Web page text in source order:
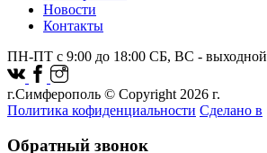
Новости
Контакты
ПН-ПТ с 9:00 до 18:00 СБ, ВС - выходной
г.Симферополь © Copyright 2026 г.
Политика кофиденциальности Сделано в
Обратный звонок